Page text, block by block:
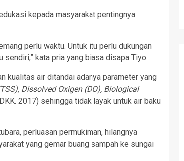
kepada masyarakat pentingnya
perlu waktu. Untuk itu perlu dukungan
kata pria yang biasa disapa Tiyo.
kualitas air ditandai adanya parameter yang
Dissolved Oxigen (DO), Biological
2017) sehingga tidak layak untuk air baku
perluasan permukiman, hilangnya
yang gemar buang sampah ke sungai